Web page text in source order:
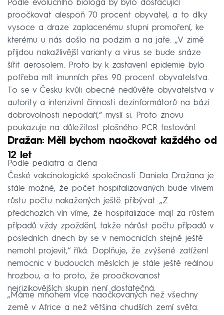
Podle evolučního biologa by bylo dostačující
proočkovat alespoň 70 procent obyvatel, a to díky
vysoce a draze zaplacenému stupni promoření, ke
kterému u nás došlo na podzim a na jaře. „V zimě
přijdou nakažlivější varianty a virus se bude snáze
šířit aerosolem. Proto by k zastavení epidemie bylo
potřeba mít imunních přes 90 procent obyvatelstva.
To se v Česku kvůli obecné nedůvěře obyvatelstva v
autority a intenzivní činnosti dezinformátorů na bázi
dobrovolnosti nepodaří,“ myslí si. Proto znovu
poukazuje na důležitost plošného PCR testování.
Dražan: Měli bychom naočkovat každého od
12 let
Podle pediatra a člena
České vakcinologické společnosti Daniela Dražana je
stále možné, že počet hospitalizovaných bude vlivem
růstu počtu nakažených ještě přibývat. „Z
předchozích vln víme, že hospitalizace mají za růstem
případů vždy zpoždění, takže nárůst počtu případů v
posledních dnech by se v nemocnicích stejně ještě
nemohl projevit,“ říká. Doplňuje, že zvýšené zatížení
nemocnic v budoucích měsících je stále ještě reálnou
hrozbou, a to proto, že proočkovanost
nejrizikovějších skupin není dostatečná.
„Máme mnohem více naočkovaných než všechny
země v Africe a než většina chudších zemí světa.